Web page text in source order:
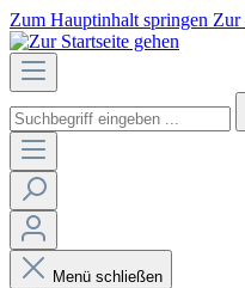
Zum Hauptinhalt springen Zur
Menü schließen